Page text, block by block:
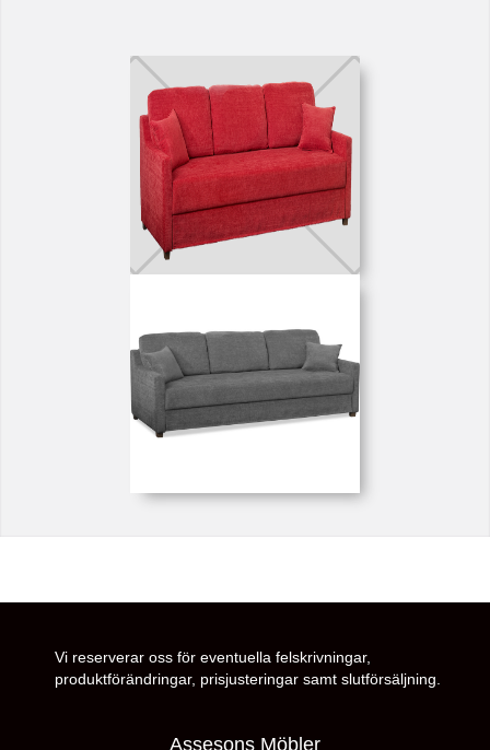
Vi reserverar oss för eventuella felskrivningar,
produktförändringar, prisjusteringar samt slutförsäljning.
Assesons Möbler